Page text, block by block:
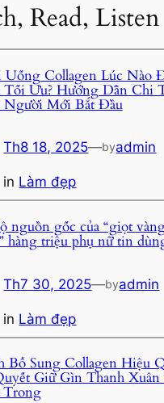
Read, Listen
Uống Collagen Lúc Nào
Tối Ưu? Hướng Dẫn Chi
Người Mới Bắt Đầu
Th8 18, 2025—byadmin
in Làm đẹp
nguồn gốc của “giọt
hàng triệu phụ nữ tin
Th7 30, 2025—byadmin
in Làm đẹp
Bổ Sung Collagen Hiệu
Giữ Gìn Thanh Xuân
Trong